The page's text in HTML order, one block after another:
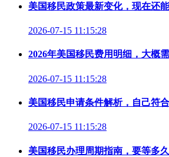
美国移民政策最新变化，现在还
2026-07-15 11:15:28
2026年美国移民费用明细，大概
2026-07-15 11:15:28
美国移民申请条件解析，自己符
2026-07-15 11:15:28
美国移民办理周期指南，要等多